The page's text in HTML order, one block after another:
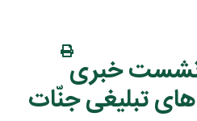
خبری
تبلیغی جنّات